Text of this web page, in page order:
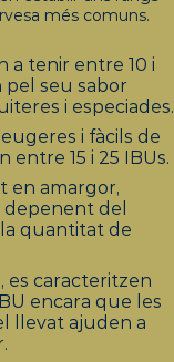
més comuns.
a tenir entre 10 i
pel seu sabor
i especiades.
i fàcils de
entre 15 i 25 IBUs.
en amargor,
depenent del
quantitat de
es caracteritzen
encara que les
llevat ajuden a